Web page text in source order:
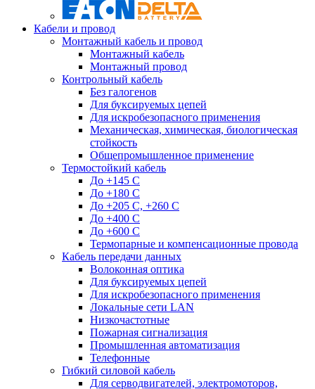
Кабели и провод
Монтажный кабель и провод
Монтажный кабель
Монтажный провод
Контрольный кабель
Без галогенов
Для буксируемых цепей
Для искробезопасного применения
Механическая, химическая, биологическая
стойкость
Общепромышленное применение
Термостойкий кабель
До +145 С
До +180 C
До +205 С, +260 С
До +400 C
До +600 С
Термопарные и компенсационные провода
Кабель передачи данных
Волоконная оптика
Для буксируемых цепей
Для искробезопасного применения
Локальные сети LAN
Низкочастотные
Пожарная сигнализация
Промышленная автоматизация
Телефонные
Гибкий силовой кабель
Для серводвигателей, электромоторов,